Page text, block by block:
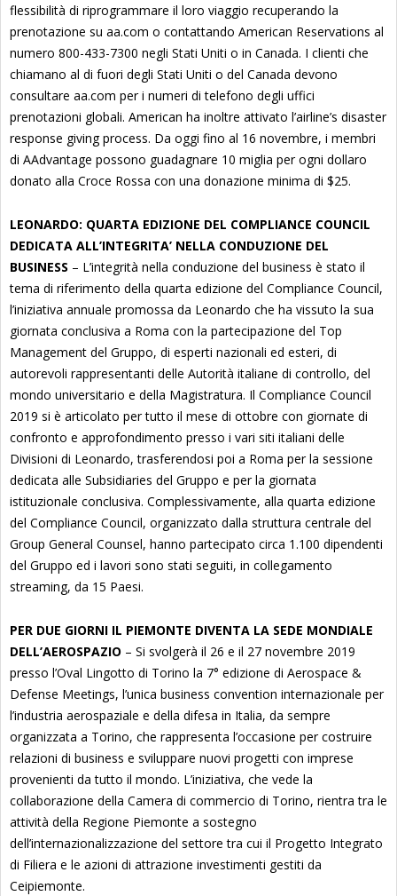
flessibilità di riprogrammare il loro viaggio recuperando la
prenotazione su aa.com o contattando American Reservations al
numero 800-433-7300 negli Stati Uniti o in Canada. I clienti che
chiamano al di fuori degli Stati Uniti o del Canada devono
consultare aa.com per i numeri di telefono degli uffici
prenotazioni globali. American ha inoltre attivato l’airline’s disaster
response giving process. Da oggi fino al 16 novembre, i membri
di AAdvantage possono guadagnare 10 miglia per ogni dollaro
donato alla Croce Rossa con una donazione minima di $25.
LEONARDO: QUARTA EDIZIONE DEL COMPLIANCE COUNCIL
DEDICATA ALL’INTEGRITA’ NELLA CONDUZIONE DEL
BUSINESS – L’integrità nella conduzione del business è stato il
tema di riferimento della quarta edizione del Compliance Council,
l’iniziativa annuale promossa da Leonardo che ha vissuto la sua
giornata conclusiva a Roma con la partecipazione del Top
Management del Gruppo, di esperti nazionali ed esteri, di
autorevoli rappresentanti delle Autorità italiane di controllo, del
mondo universitario e della Magistratura. Il Compliance Council
2019 si è articolato per tutto il mese di ottobre con giornate di
confronto e approfondimento presso i vari siti italiani delle
Divisioni di Leonardo, trasferendosi poi a Roma per la sessione
dedicata alle Subsidiaries del Gruppo e per la giornata
istituzionale conclusiva. Complessivamente, alla quarta edizione
del Compliance Council, organizzato dalla struttura centrale del
Group General Counsel, hanno partecipato circa 1.100 dipendenti
del Gruppo ed i lavori sono stati seguiti, in collegamento
streaming, da 15 Paesi.
PER DUE GIORNI IL PIEMONTE DIVENTA LA SEDE MONDIALE
DELL’AEROSPAZIO – Si svolgerà il 26 e il 27 novembre 2019
presso l’Oval Lingotto di Torino la 7° edizione di Aerospace &
Defense Meetings, l’unica business convention internazionale per
l’industria aerospaziale e della difesa in Italia, da sempre
organizzata a Torino, che rappresenta l’occasione per costruire
relazioni di business e sviluppare nuovi progetti con imprese
provenienti da tutto il mondo. L’iniziativa, che vede la
collaborazione della Camera di commercio di Torino, rientra tra le
attività della Regione Piemonte a sostegno
dell’internazionalizzazione del settore tra cui il Progetto Integrato
di Filiera e le azioni di attrazione investimenti gestiti da
Ceipiemonte.